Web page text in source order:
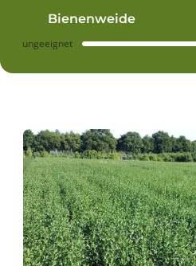
Bienenweide
ungeeignet